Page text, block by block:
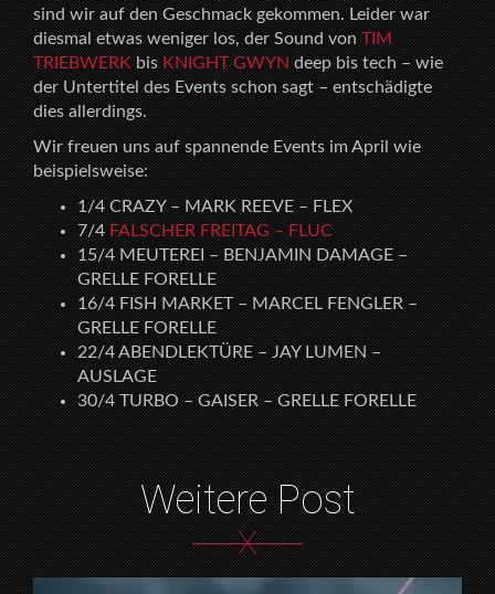
sind wir auf den Geschmack gekommen. Leider war
diesmal etwas weniger los, der Sound vonTIM
TRIEBWERKbisKNIGHT GWYNdeep bis tech – wie
der Untertitel des Events schon sagt – entschädigte
dies allerdings.
Wir freuen uns auf spannende Events im April wie
beispielsweise:
1/4 CRAZY – MARK REEVE – FLEX
7/4FALSCHER FREITAG – FLUC
15/4 MEUTEREI – BENJAMIN DAMAGE –
GRELLE FORELLE
16/4 FISH MARKET – MARCEL FENGLER –
GRELLE FORELLE
22/4 ABENDLEKTÜRE – JAY LUMEN –
AUSLAGE
30/4 TURBO – GAISER – GRELLE FORELLE
Weitere Post
X